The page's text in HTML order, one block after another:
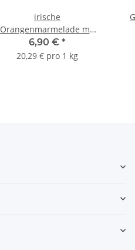
irische
Orangenmarmelade mit
Whiskey
6,90 € *
20,29 € pro 1 kg